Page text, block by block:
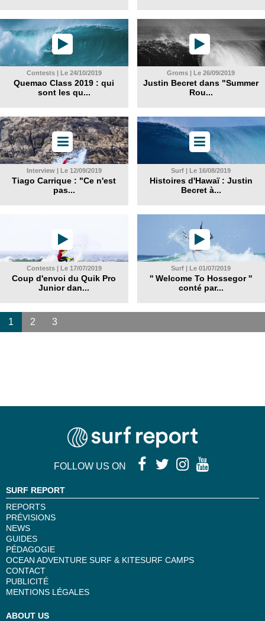
Contests | Le 24/10/2019
Quemao Class 2019 : qui
sont les qu...
Groms | Le 26/09/2019
Justin Becret dans "Summer
Rou...
Interview | Le 12/09/2019
Tiago Carrique : "Ce n'est
pas...
Surf | Le 16/08/2019
Histoires d'Hawaï : Justin
Becret à...
Contests | Le 17/07/2019
Coup d'envoi du Quik Pro
Junior dan...
Surf | Le 01/07/2019
'' Welcome To Hossegor ''
conté par...
1 2 3
FOLLOW US ON
SURF REPORT
REPORTS
PRÉVISIONS
NEWS
GUIDES
PÉDAGOGIE
OCEAN ADVENTURE SURF & KITESURF CAMPS
CONTACT
PUBLICITÉ
MENTIONS LÉGALES
ABOUT US